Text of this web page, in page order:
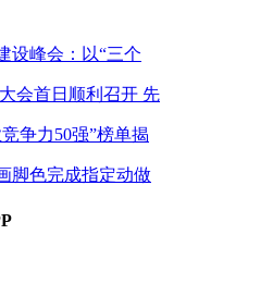
设峰会：以“三个
会首日顺利召开 先
争力50强”榜单揭
脚色完成指定动做